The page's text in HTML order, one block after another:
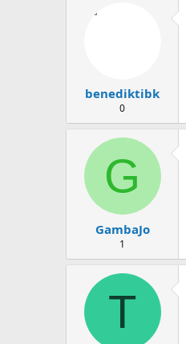
benediktibk
0
G
GambaJo
1
T